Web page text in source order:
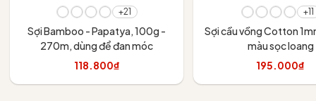
+21
Sợi Bamboo - Papatya, 100g -
270m, dùng để đan móc
118.800₫
+11
Sợi cầu vồng Cotton
màu sọc loang
195.000₫